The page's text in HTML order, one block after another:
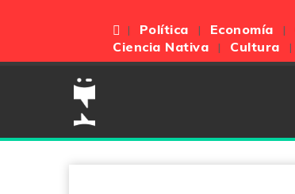
Política Economía
Ciencia Nativa
Cultura